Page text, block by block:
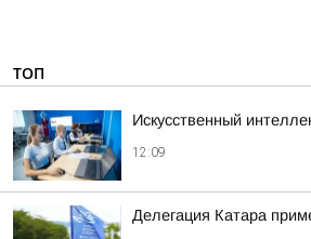
ТОП
Искусственный
12:09
Делегация Катара